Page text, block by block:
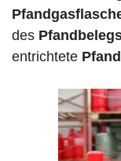
des
entrichtete